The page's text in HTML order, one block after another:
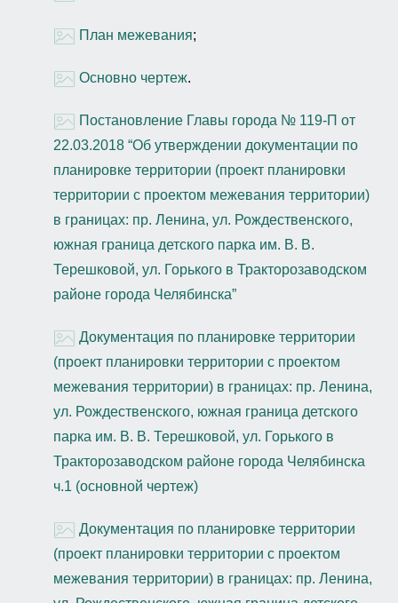
План межевания;
Основно чертеж.
Постановление Главы города № 119-П от
22.03.2018 “Об утверждении документации по
планировке территории (проект планировки
территории с проектом межевания территории)
в границах: пр. Ленина, ул. Рождественского,
южная граница детского парка им. В. В.
Терешковой, ул. Горького в Тракторозаводском
районе города Челябинска”
Документация по планировке территории
(проект планировки территории с проектом
межевания территории) в границах: пр. Ленина,
ул. Рождественского, южная граница детского
парка им. В. В. Терешковой, ул. Горького в
Тракторозаводском районе города Челябинска
ч.1 (основной чертеж)
Документация по планировке территории
(проект планировки территории с проектом
межевания территории) в границах: пр. Ленина,